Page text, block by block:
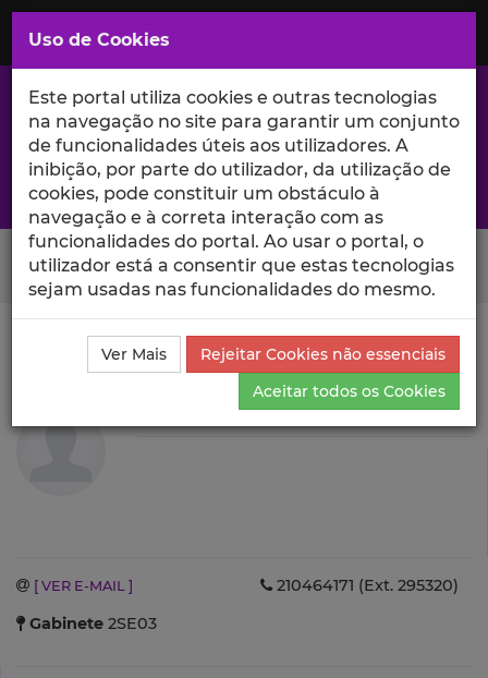
Saltar
para
Conteúdo
Principal
A excelência da investigação e ciência no Iscte
Search Button
Ciência_Iscte Autores
Carina João Alves da Cunha
Currículo
Carina João Alves da Cunha
[ VER E-MAIL ]
210464171 (Ext. 295320)
Gabinete 2SE03
Uso de Cookies
Este portal utiliza cookies e outras tecnologias
na navegação no site para garantir um conjunto
de funcionalidades úteis aos utilizadores. A
inibição, por parte do utilizador, da utilização de
cookies, pode constituir um obstáculo à
navegação e à correta interação com as
funcionalidades do portal. Ao usar o portal, o
utilizador está a consentir que estas tecnologias
sejam usadas nas funcionalidades do mesmo.
Ver Mais
Rejeitar Cookies não essenciais
Aceitar todos os Cookies